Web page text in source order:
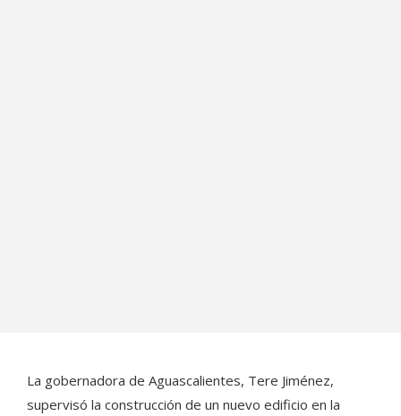
La gobernadora de Aguascalientes, Tere Jiménez,
supervisó la construcción de un nuevo edificio en la